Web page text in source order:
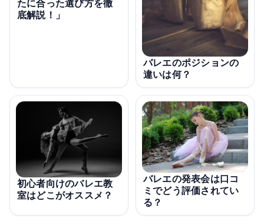
たに合った選び方を徹
底解説！」
バレエのポジションの
違いは何？
初心者向けのバレエ教
室はどこがオススメ？
バレエの発表会は口コ
ミでどう評価されてい
る？